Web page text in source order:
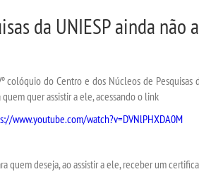
da UNIESP ainda
colóquio do Centro e dos Núcleos de Pesquisas
quem quer assistir a ele, acessando o link
www.youtube.com/watch?v=DVNlPHXDA0M
quem deseja, ao assistir a ele, receber um